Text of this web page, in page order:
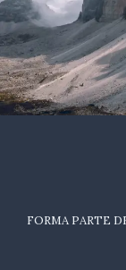
FORMA PARTE